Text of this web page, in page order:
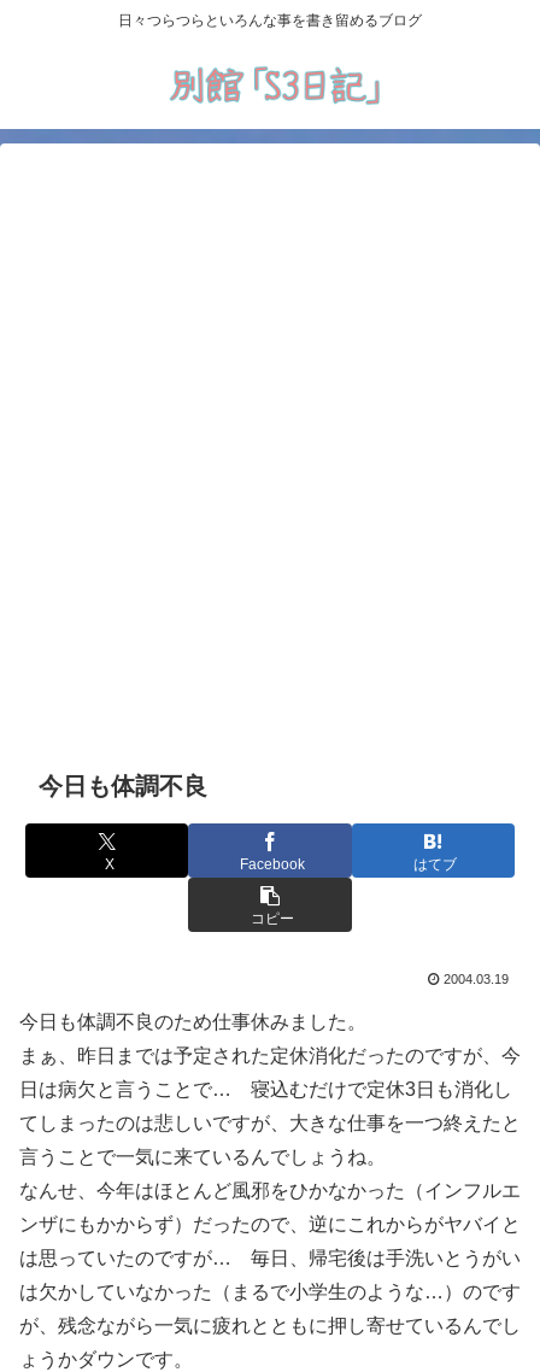
日々つらつらといろんな事を書き留めるブログ
今日も体調不良
X Facebook はてブ
コピー
2004.03.19
今日も体調不良のため仕事休みました。
まぁ、昨日までは予定された定休消化だったのですが、今
日は病欠と言うことで… 寝込むだけで定休3日も消化し
てしまったのは悲しいですが、大きな仕事を一つ終えたと
言うことで一気に来ているんでしょうね。
なんせ、今年はほとんど風邪をひかなかった（インフルエ
ンザにもかからず）だったので、逆にこれからがヤバイと
は思っていたのですが… 毎日、帰宅後は手洗いとうがい
は欠かしていなかった（まるで小学生のような…）のです
が、残念ながら一気に疲れとともに押し寄せているんでし
ょうかダウンです。